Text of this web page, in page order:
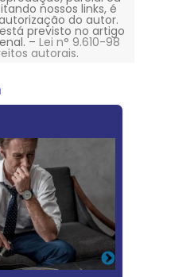
nossos links, é
do autor.
previsto no artigo
–Lei n° 9.610-98
autorais.